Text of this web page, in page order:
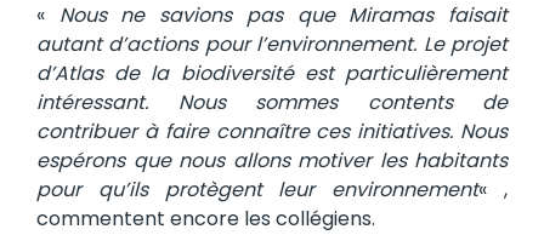
« Nous ne savions pas que Miramas faisait
autant d’actions pour l’environnement. Le projet
d’Atlas de la biodiversité est particulièrement
intéressant. Nous sommes contents de
contribuer à faire connaître ces initiatives. Nous
espérons que nous allons motiver les habitants
pour qu’ils protègent leur environnement« ,
commentent encore les collégiens.